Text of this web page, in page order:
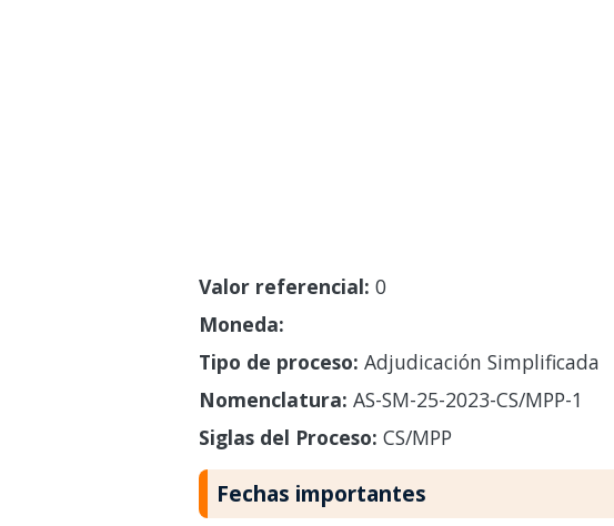
Valor referencial: 0
Moneda:
Tipo de proceso: Adjudicación Simplificada
Nomenclatura: AS-SM-25-2023-CS/MPP-1
Siglas del Proceso: CS/MPP
Fechas importantes